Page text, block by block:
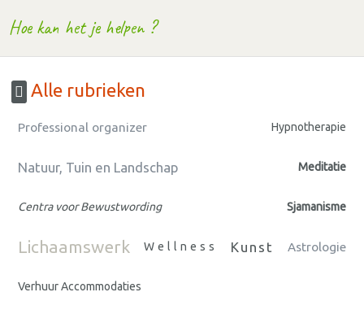
Hoe kan het je helpen ?
Alle rubrieken
Professional organizer Hypnotherapie
Natuur, Tuin en Landschap Meditatie
Centra voor Bewustwording Sjamanisme
Lichaamswerk Wellness Kunst Astrologie
Verhuur Accommodaties